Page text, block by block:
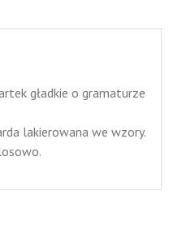
gładkie o gramaturze
lakierowana we wzory.